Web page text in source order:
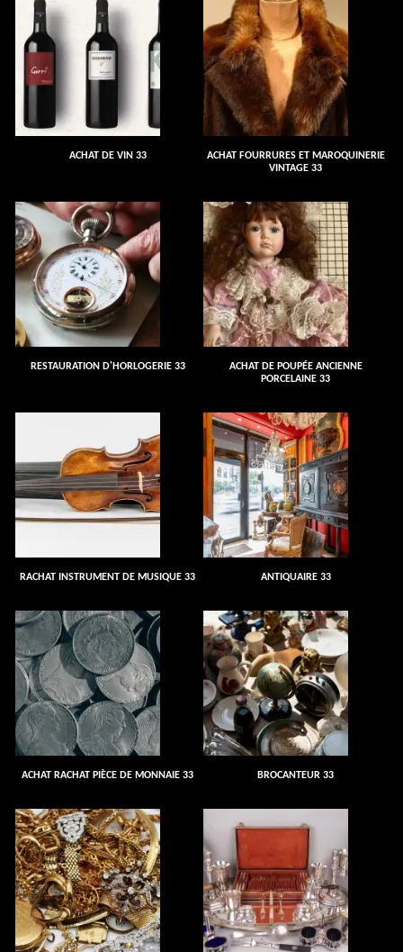
ACHAT DE VIN 33
ACHAT FOURRURES ET MAROQUINERIE
VINTAGE 33
RESTAURATION D'HORLOGERIE 33
ACHAT DE POUPÉE ANCIENNE
PORCELAINE 33
RACHAT INSTRUMENT DE MUSIQUE 33 ANTIQUAIRE 33
ACHAT RACHAT PIÈCE DE MONNAIE 33 BROCANTEUR 33